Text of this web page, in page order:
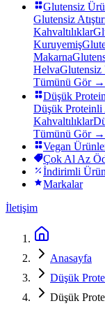
Glutensiz
Glutensiz
Kahvaltılıklar
Kuruyemiş
Makarna
HelvaGlutensiz
Tümünü Gör →
Düşük
Düşük Proteinli
Kahvaltılıklar
Tümünü Gör →
Vegan
Çok Al Az
İndirimli
Markalar
İletişim
Anasayfa
Düşük
Düşük